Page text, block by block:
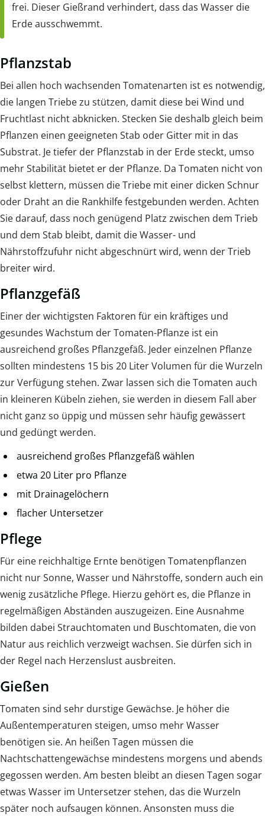
frei. Dieser Gießrand verhindert, dass das Wasser die
Erde ausschwemmt.
Pflanzstab
Bei allen hoch wachsenden Tomatenarten ist es notwendig,
die langen Triebe zu stützen, damit diese bei Wind und
Fruchtlast nicht abknicken. Stecken Sie deshalb gleich beim
Pflanzen einen geeigneten Stab oder Gitter mit in das
Substrat. Je tiefer der Pflanzstab in der Erde steckt, umso
mehr Stabilität bietet er der Pflanze. Da Tomaten nicht von
selbst klettern, müssen die Triebe mit einer dicken Schnur
oder Draht an die Rankhilfe festgebunden werden. Achten
Sie darauf, dass noch genügend Platz zwischen dem Trieb
und dem Stab bleibt, damit die Wasser- und
Nährstoffzufuhr nicht abgeschnürt wird, wenn der Trieb
breiter wird.
Pflanzgefäß
Einer der wichtigsten Faktoren für ein kräftiges und
gesundes Wachstum der Tomaten-Pflanze ist ein
ausreichend großes Pflanzgefäß. Jeder einzelnen Pflanze
sollten mindestens 15 bis 20 Liter Volumen für die Wurzeln
zur Verfügung stehen. Zwar lassen sich die Tomaten auch
in kleineren Kübeln ziehen, sie werden in diesem Fall aber
nicht ganz so üppig und müssen sehr häufig gewässert
und gedüngt werden.
ausreichend großes Pflanzgefäß wählen
etwa 20 Liter pro Pflanze
mit Drainagelöchern
flacher Untersetzer
Pflege
Für eine reichhaltige Ernte benötigen Tomatenpflanzen
nicht nur Sonne, Wasser und Nährstoffe, sondern auch ein
wenig zusätzliche Pflege. Hierzu gehört es, die Pflanze in
regelmäßigen Abständen auszugeizen. Eine Ausnahme
bilden dabei Strauchtomaten und Buschtomaten, die von
Natur aus reichlich verzweigt wachsen. Sie dürfen sich in
der Regel nach Herzenslust ausbreiten.
Gießen
Tomaten sind sehr durstige Gewächse. Je höher die
Außentemperaturen steigen, umso mehr Wasser
benötigen sie. An heißen Tagen müssen die
Nachtschattengewächse mindestens morgens und abends
gegossen werden. Am besten bleibt an diesen Tagen sogar
etwas Wasser im Untersetzer stehen, das die Wurzeln
später noch aufsaugen können. Ansonsten muss die